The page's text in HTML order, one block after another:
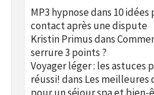
MP3 hypnosedans 10
contact après une dispute
Kristin Primusdans
serrure 3 points ?
Voyager léger : les astuces
réussi!dans Les meilleures